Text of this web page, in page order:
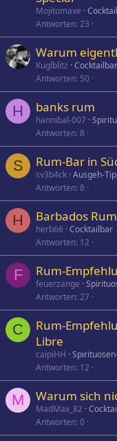
Mojitomaxe
Antworten 23
Warum
Kuglblitz Cocktailbar
Antworten 50
H banks rum
hannibal-007
Antworten 8
S Rum-Bar in
sv3b4ck Ausgeh-
Antworten 8
H Barbados Rum
herb66 Cocktailbar
Antworten 12
F Rum-
feuerzange
Antworten 27
C
Rum-
Libre
caipiHH
Antworten 12
M Warum sich
MadMax_82
Antworten 0